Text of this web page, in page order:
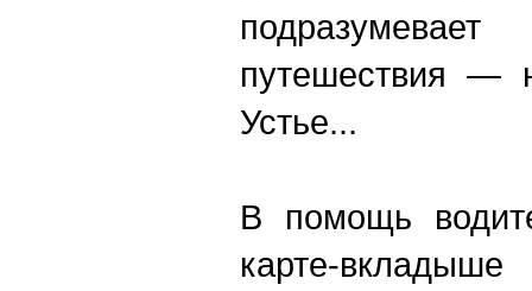
путешествия —
Устье...
В помощь
карте-